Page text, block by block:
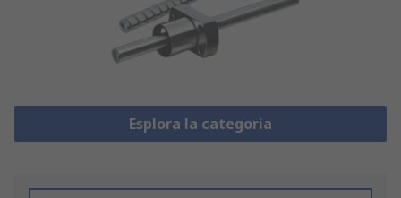
Esplora la categoria